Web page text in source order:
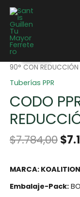
90° CON
Tuberías PPR
CODO
$7.784,00$
MARCA: KOALITION
Embalaje-Pack: